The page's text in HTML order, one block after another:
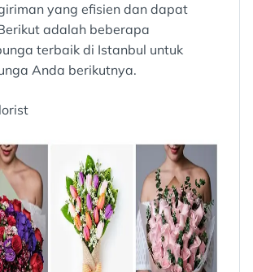
yang efisien dan dapat
adalah beberapa
terbaik di Istanbul untuk
Anda berikutnya.